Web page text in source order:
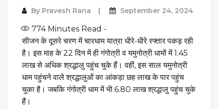
By Pravesh Rana September 24, 2024
774Minutes Read -
सीजन के दूसरे चरण में चारधाम यात्रा धीरे-धीरे रफ्तार पकड़ रही
है। इस माह के 22 दिन में ही गंगोत्री व यमुनोत्री धामों में 1.45
लाख से अधिक श्रद्धालु पहुंच चुके हैं। वहीं, इस साल यमुनोत्री
धाम पहुंचने वाले श्रद्धालुओं का आंकड़ा छह लाख के पार पहुंच
चुका है। जबकि गंगोत्री धाम में भी 6.80 लाख श्रद्धालु पहुंच चुके
हैं।